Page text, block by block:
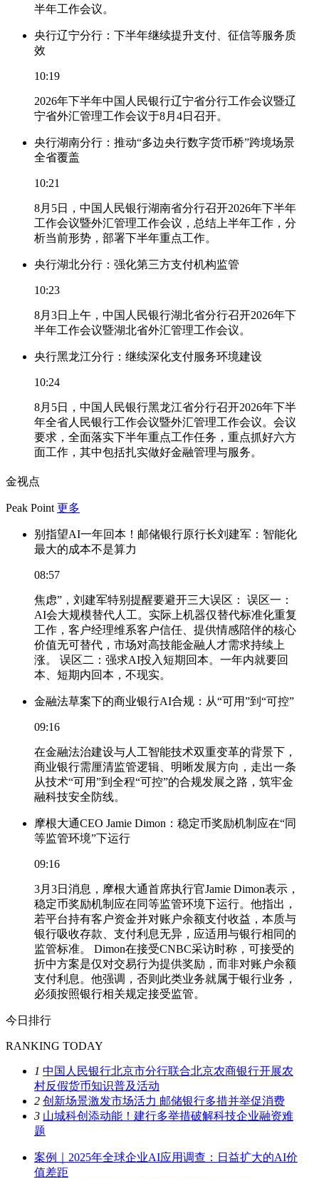
半年工作会议。
央行辽宁分行：下半年继续提升支付、征信等服务质
效
10:19
2026年下半年中国人民银行辽宁省分行工作会议暨辽
宁省外汇管理工作会议于8月4日召开。
央行湖南分行：推动“多边央行数字货币桥”跨境场景
全省覆盖
10:21
8月5日，中国人民银行湖南省分行召开2026年下半年
工作会议暨外汇管理工作会议，总结上半年工作，分
析当前形势，部署下半年重点工作。
央行湖北分行：强化第三方支付机构监管
10:23
8月3日上午，中国人民银行湖北省分行召开2026年下
半年工作会议暨湖北省外汇管理工作会议。
央行黑龙江分行：继续深化支付服务环境建设
10:24
8月5日，中国人民银行黑龙江省分行召开2026年下半
年全省人民银行工作会议暨外汇管理工作会议。会议
要求，全面落实下半年重点工作任务，重点抓好六方
面工作，其中包括扎实做好金融管理与服务。
金视点
Peak Point 更多
别指望AI一年回本！邮储银行原行长刘建军：智能化
最大的成本不是算力
08:57
焦虑”，刘建军特别提醒要避开三大误区： 误区一：
AI会大规模替代人工。实际上机器仅替代标准化重复
工作，客户经理维系客户信任、提供情感陪伴的核心
价值无可替代，市场对高技能金融人才需求持续上
涨。 误区二：强求AI投入短期回本。一年内就要回
本、短期内回本，不现实。
金融法草案下的商业银行AI合规：从“可用”到“可控”
09:16
在金融法治建设与人工智能技术双重变革的背景下，
商业银行需厘清监管逻辑、明晰发展方向，走出一条
从技术“可用”到全程“可控”的合规发展之路，筑牢金
融科技安全防线。
摩根大通CEO Jamie Dimon：稳定币奖励机制应在“同
等监管环境”下运行
09:16
3月3日消息，摩根大通首席执行官Jamie Dimon表示，
稳定币奖励机制应在同等监管环境下运行。他指出，
若平台持有客户资金并对账户余额支付收益，本质与
银行吸收存款、支付利息无异，应适用与银行相同的
监管标准。 Dimon在接受CNBC采访时称，可接受的
折中方案是仅对交易行为提供奖励，而非对账户余额
支付利息。他强调，否则此类业务就属于银行业务，
必须按照银行相关规定接受监管。
今日排行
RANKING TODAY
1 中国人民银行北京市分行联合北京农商银行开展农
村反假货币知识普及活动
2 创新场景激发市场活力 邮储银行多措并举促消费
3 山城科创添动能！建行多举措破解科技企业融资难
题
案例｜2025年全球企业AI应用调查：日益扩大的AI价
值差距